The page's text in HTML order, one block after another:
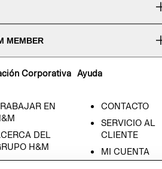
MEMBER
Corporativa
EN
DEL
H&M
Ayuda
CONTACTO
SERVICIO AL
CLIENTE
MI CUENTA